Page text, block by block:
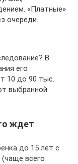
«Платные»
очереди.
В
его
10 до 90 тыс.
выбранной
ждет
до 15 лет с
всего